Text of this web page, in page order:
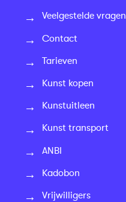
Veelgestelde vragen
Contact
Tarieven
Kunst kopen
Kunstuitleen
Kunst transport
ANBI
Kadobon
Vrijwilligers